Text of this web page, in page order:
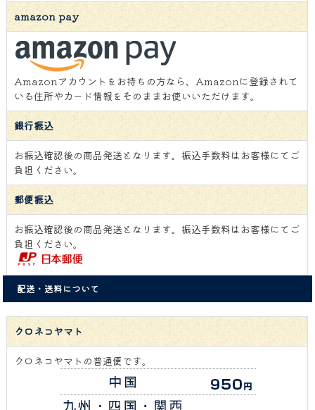
amazon pay
Amazonアカウントをお持ちの方なら、Amazonに登録されて
いる住所やカード情報をそのままお使いいただけます。
銀行振込
お振込確認後の商品発送となります。振込手数料はお客様にてご
負担ください。
郵便振込
お振込確認後の商品発送となります。振込手数料はお客様にてご
負担ください。
配送・送料について
クロネコヤマト
クロネコヤマトの普通便です。